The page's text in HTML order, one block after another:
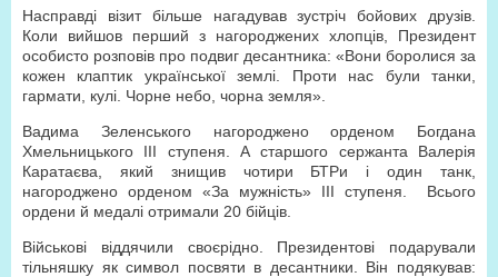
Насправді візит більше нагадував зустріч бойових друзів.
Коли вийшов перший з нагороджених хлопців, Президент
особисто розповів про подвиг десантника: «Вони боролися за
кожен клаптик української землі. Проти нас були танки,
гармати, кулі. Чорне небо, чорна земля».
Вадима Зеленського нагороджено орденом Богдана
Хмельницького ІІІ ступеня. А старшого сержанта Валерія
Каратаєва, який знищив чотири БТРи і один танк,
нагороджено орденом «За мужність» ІІІ ступеня.
Всього
ордени й медалі отримали 20 бійців.
Військові віддячили своєрідно. Президентові подарували
тільняшку як символ посвяти в десантники. Він подякував: